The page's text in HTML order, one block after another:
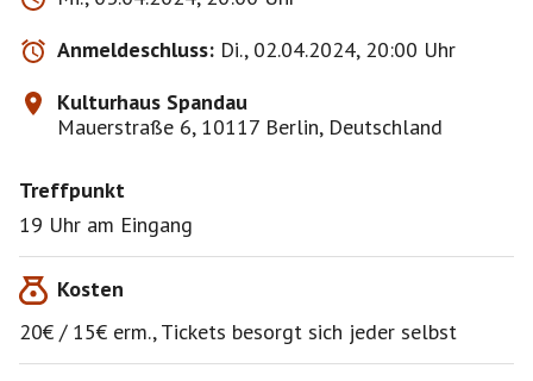
analytisch, schlagfertig und spontan. Und er kann
einfach nicht anders, deshalb möchte er sein neues
Programm auch unter original Umständen proben.
Dazu lädt er Sie ein, ihn dabei zu unterstützen, damit
Lachsalven auch weiterhin seinen Weg pflastern.
Anmeldeschluss: Di., 02.04.2024, 20:00 Uhr
Kulturhaus Spandau
Mauerstraße 6, 10117 Berlin, Deutschland
Treffpunkt
19 Uhr am Eingang
Kosten
20€ / 15€ erm., Tickets besorgt sich jeder selbst